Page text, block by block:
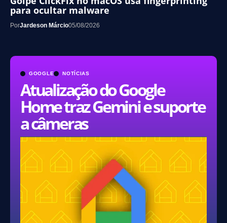
GOOGLE NOTÍCIAS
Atualização do Google
Home traz Gemini e suporte
a câmeras
para ocultar malware
PorJardeson Márcio05/08/2026